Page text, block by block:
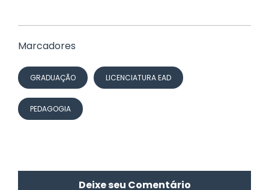
Marcadores
GRADUAÇÃO LICENCIATURA EAD
PEDAGOGIA
Deixe seu Comentário